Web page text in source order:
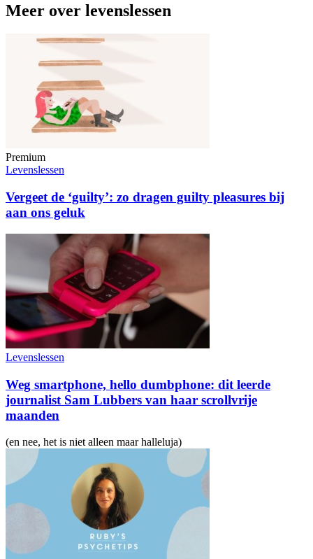
Meer over levenslessen
Premium
Levenslessen
Vergeet de ‘guilty’: zo dragen guilty pleasures bij
aan ons geluk
Levenslessen
Weg smartphone, hello dumbphone: dit leerde
journalist Sam Lubbers van haar scrollvrije
maanden
(en nee, het is niet alleen maar halleluja)